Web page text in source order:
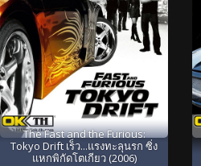
The Fast and the Furious:
Tokyo Drift เร็ว...แรงทะลุนรก ซิ่ง
แหกพิกัดโตเกียว (2006)